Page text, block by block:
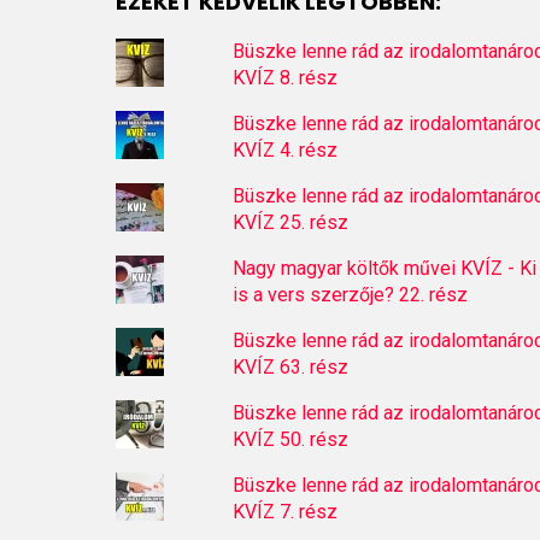
Büszke lenne rád az
KVÍZ 8. rész
Büszke lenne rád az
KVÍZ 4. rész
Büszke lenne rád az
KVÍZ 25. rész
Nagy magyar költők művei KVÍZ - Ki
is a vers szerzője? 22. rész
Büszke lenne rád az
KVÍZ 63. rész
Büszke lenne rád az
KVÍZ 50. rész
Büszke lenne rád az
KVÍZ 7. rész